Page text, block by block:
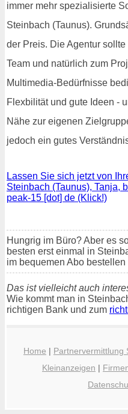
immer mehr spezialisierte
Steinbach (Taunus).
der Preis. Die Agentur
Team und natürlich zum
Multimedia-Bedürfnisse
Flexbilität und gute Ideen -
Nähe zur eigenen
jedoch ein gutes
Lassen Sie sich jetzt von
Steinbach (Taunus), Tanja,
peak-15 [dot] de (Klick!)
Hungrig im Büro? Aber es
besten erst einmal in
im bequemen Abo bestellen
Das ist vielleicht auch
Wie kommt man in
richtigen Bank und zum
Home | Partnervermittlung
Kleinanzeigen |